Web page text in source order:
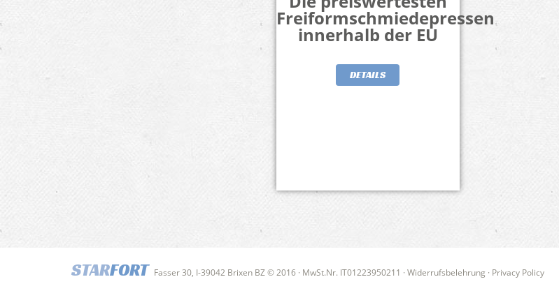
Freiformschmiedepressen
innerhalb der EU
DETAILS
STARFORT Fasser 30, I-39042 Brixen BZ © 2016 · MwSt.Nr. IT01223950211 · Widerrufsbelehrung · Privacy Policy